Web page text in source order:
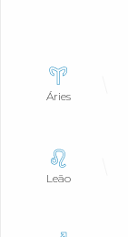
Áries
Leão